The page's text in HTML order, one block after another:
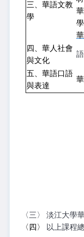
三、華語文教
學
四、華人社會
與文化
五、華語口語
與表達
〈三〉 淡江大學
〈四〉
以上課程